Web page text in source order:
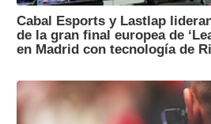
Cabal Esports y Lastlap
de la gran final europea de
en Madrid con tecnología de